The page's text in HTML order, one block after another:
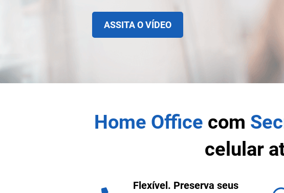
ASSITA O VÍDEO
Home Office com
celular
Flexível. Preserva seus